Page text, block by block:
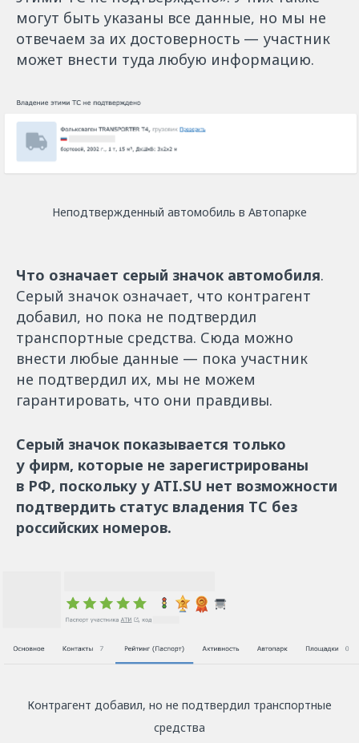
могут быть указаны все данные, но мы не
отвечаем за их достоверность — участник
может внести туда любую информацию.
Неподтвержденный автомобиль в Автопарке
Что означает серый значок автомобиля.
Серый значок означает, что контрагент
добавил, но пока не подтвердил
транспортные средства. Сюда можно
внести любые данные — пока участник
не подтвердил их, мы не можем
гарантировать, что они правдивы.
Серый значок показывается только
у фирм, которые не зарегистрированы
в РФ, поскольку у ATI.SU нет возможности
подтвердить статус владения ТС без
российских номеров.
Контрагент добавил, но не подтвердил транспортные
средства